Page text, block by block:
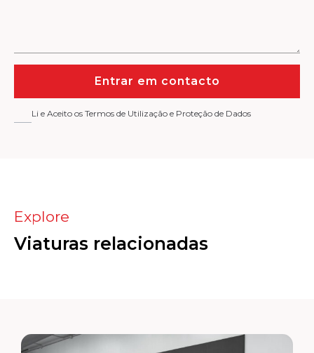
Entrar em contacto
Li e Aceito os Termos de Utilização e Proteção de Dados
Explore
Viaturas relacionadas